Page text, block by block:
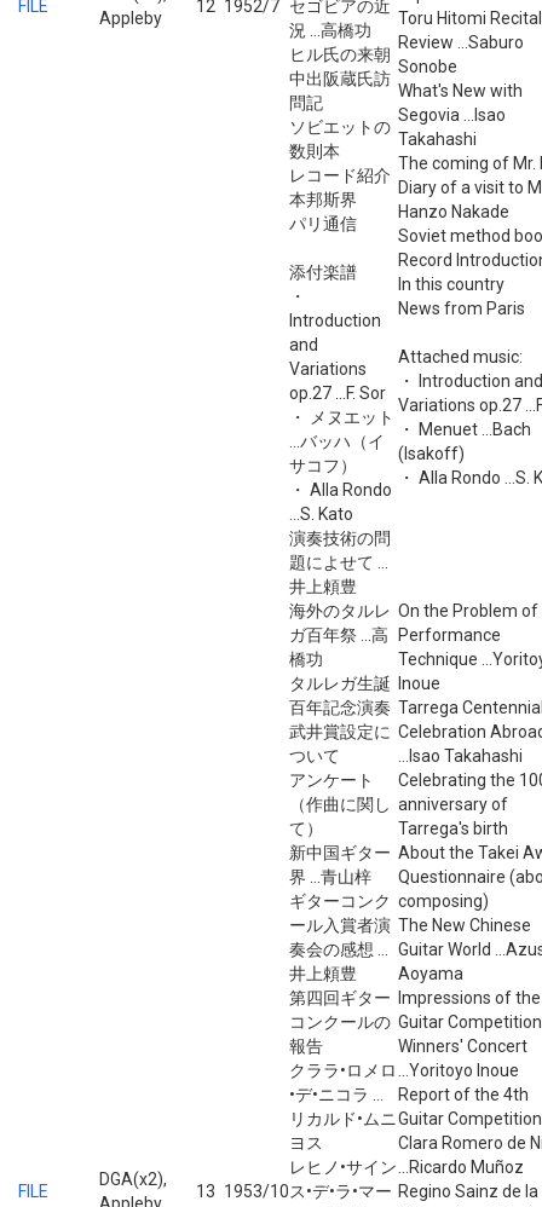
FILE
Appleby
12 1952/7 セゴビアの近
況 ...高橋功
ヒル氏の来朝
中出阪蔵氏訪
問記
ソビエットの
数則本
レコード紹介
本邦斯界
パリ通信
添付楽譜
・
Introduction
and
Variations
op.27 ...F. Sor
・ メヌエット
...バッハ（イ
サコフ）
・ Alla Rondo
...S. Kato
Toru Hitomi Recital
Review ...Saburo
Sonobe
What's New with
Segovia ...Isao
Takahashi
The coming of Mr.
Diary of a visit to
Hanzo Nakade
Soviet method
Record
In this country
News from Paris
Attached music:
・ Introduction and
Variations op.27
・ Menuet ...Bach
(Isakoff)
・ Alla Rondo ...S.
FILE
DGA(x2),
13 1953/10
演奏技術の問
題によせて ...
井上頼豊
海外のタルレ
ガ百年祭 ...高
橋功
タルレガ生誕
百年記念演奏
武井賞設定に
ついて
アンケート
（作曲に関し
て）
新中国ギター
界 ...青山梓
ギターコンク
ール入賞者演
奏会の感想 ...
井上頼豊
第四回ギター
コンクールの
報告
クララ•ロメロ
•デ•ニコラ ...
リカルド•ムニ
ヨス
レヒノ•サイン
ス•デ•ラ•マー
On the Problem of
Performance
Technique
Inoue
Tarrega
Celebration
...Isao Takahashi
Celebrating the
anniversary of
Tarrega's birth
About the Takei
Questionnaire
composing)
The New Chinese
Guitar World
Aoyama
Impressions of the
Guitar Competition
Winners' Concert
...Yoritoyo Inoue
Report of the 4th
Guitar Competition
Clara Romero de
...Ricardo Muñoz
Regino Sainz de la